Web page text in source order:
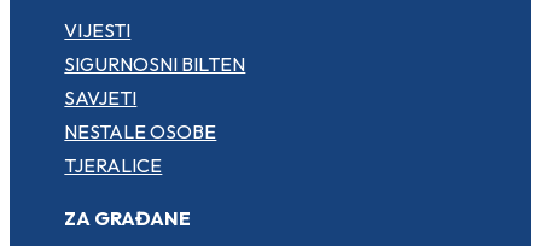
VIJESTI
SIGURNOSNI BILTEN
SAVJETI
NESTALE OSOBE
TJERALICE
ZA GRAĐANE